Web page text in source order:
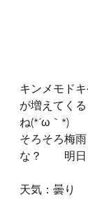
キンメモド
が増えてく
ね(*´ω｀*)
そろそろ梅
な？　　明
天気：曇り